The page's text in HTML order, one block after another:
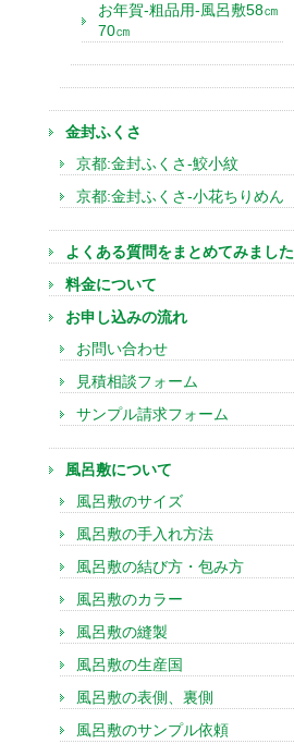
お年賀-粗品用-風呂敷58㎝
70㎝
金封ふくさ
京都:金封ふくさ-鮫小紋
京都:金封ふくさ-小花ちりめん
よくある質問をまとめてみました
料金について
お申し込みの流れ
お問い合わせ
見積相談フォーム
サンプル請求フォーム
風呂敷について
風呂敷のサイズ
風呂敷の手入れ方法
風呂敷の結び方・包み方
風呂敷のカラー
風呂敷の縫製
風呂敷の生産国
風呂敷の表側、裏側
風呂敷のサンプル依頼